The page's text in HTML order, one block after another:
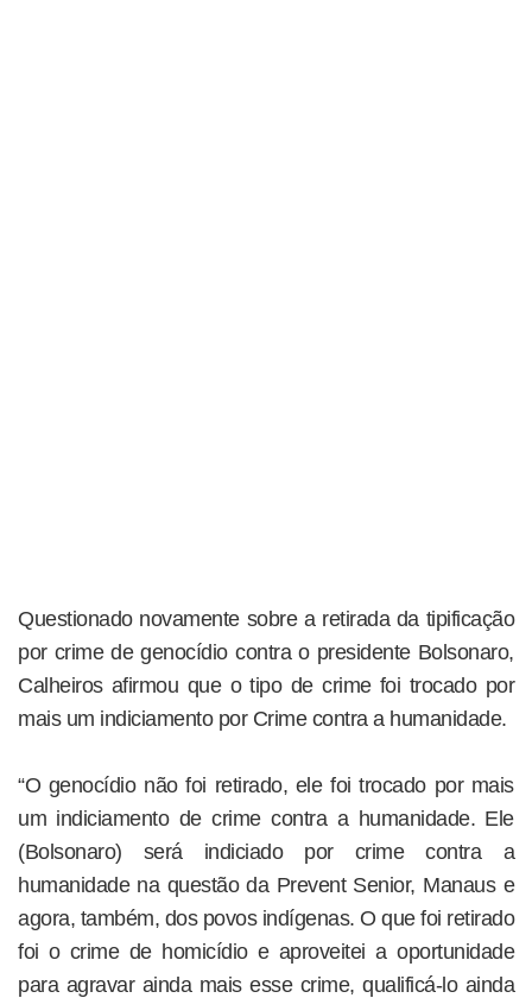
Questionado novamente sobre a retirada da tipificação
por crime de genocídio contra o presidente Bolsonaro,
Calheiros afirmou que o tipo de crime foi trocado por
mais um indiciamento por Crime contra a humanidade.
“O genocídio não foi retirado, ele foi trocado por mais
um indiciamento de crime contra a humanidade. Ele
(Bolsonaro) será indiciado por crime contra a
humanidade na questão da Prevent Senior, Manaus e
agora, também, dos povos indígenas. O que foi retirado
foi o crime de homicídio e aproveitei a oportunidade
para agravar ainda mais esse crime, qualificá-lo ainda